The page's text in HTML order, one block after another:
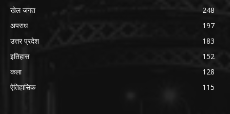
खेल जगत
248
अपराध
197
उत्तर प्रदेश
183
इतिहास
152
कला
128
ऐतिहासिक
115